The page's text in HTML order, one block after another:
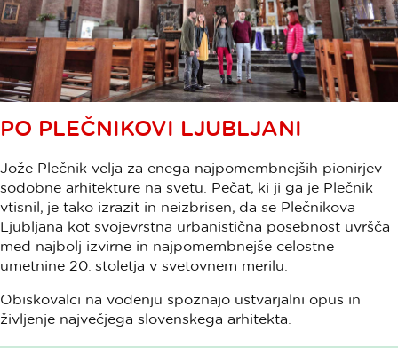
PO PLEČNIKOVI LJUBLJANI
Jože Plečnik velja za enega najpomembnejših pionirjev
sodobne arhitekture na svetu. Pečat, ki ji ga je Plečnik
vtisnil, je tako izrazit in neizbrisen, da se Plečnikova
Ljubljana kot svojevrstna urbanistična posebnost uvršča
med najbolj izvirne in najpomembnejše celostne
umetnine 20. stoletja v svetovnem merilu.
Obiskovalci na vodenju spoznajo ustvarjalni opus in
življenje največjega slovenskega arhitekta.